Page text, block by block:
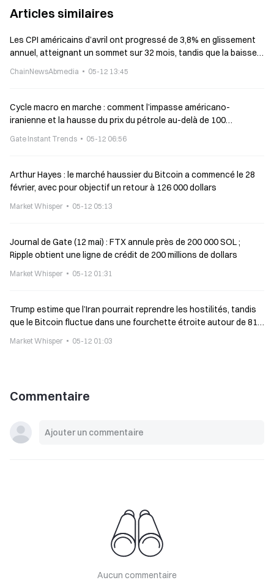
Articles similaires
Les CPI américains d’avril ont progressé de 3,8% en glissement
annuel, atteignant un sommet sur 32 mois, tandis que la baisse
ChainNewsAbmedia 05-12 13:45
Cycle macro en marche : comment l’impasse américano-
iranienne et la hausse du prix du pétrole au-delà de 100
Gate Instant Trends 05-12 06:56
Arthur Hayes : le marché haussier du Bitcoin a commencé le 28
février, avec pour objectif un retour à 126 000 dollars
Market Whisper 05-12 05:13
Journal de Gate (12 mai) : FTX annule près de 200 000 SOL ;
Ripple obtient une ligne de crédit de 200 millions de dollars
Market Whisper 05-12 01:31
Trump estime que l’Iran pourrait reprendre les hostilités, tandis
que le Bitcoin fluctue dans une fourchette étroite autour de 81
Market Whisper 05-12 01:03
Commentaire
Aucun commentaire